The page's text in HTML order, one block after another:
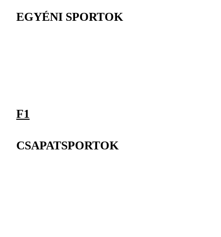
EGYÉNI SPORTOK
F1
CSAPATSPORTOK